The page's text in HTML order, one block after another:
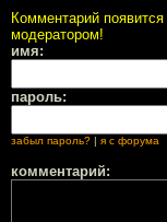
Комментарий
модератором!
имя:
пароль:
забыл пароль? | я с форума
комментарий: